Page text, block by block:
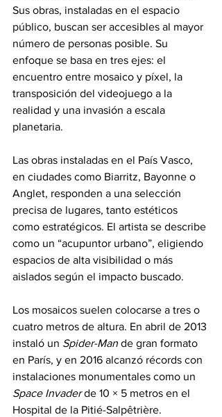
Sus obras, instaladas en el espacio
público, buscan ser accesibles al mayor
número de personas posible. Su
enfoque se basa en tres ejes: el
encuentro entre mosaico y píxel, la
transposición del videojuego a la
realidad y una invasión a escala
planetaria.
Las obras instaladas en el País Vasco,
en ciudades como Biarritz, Bayonne o
Anglet, responden a una selección
precisa de lugares, tanto estéticos
como estratégicos. El artista se describe
como un “acupuntor urbano”, eligiendo
espacios de alta visibilidad o más
aislados según el impacto buscado.
Los mosaicos suelen colocarse a tres o
cuatro metros de altura. En abril de 2013
instaló un Spider-Man de gran formato
en París, y en 2016 alcanzó récords con
instalaciones monumentales como un
Space Invader de 10 × 5 metros en el
Hospital de la Pitié-Salpêtrière.